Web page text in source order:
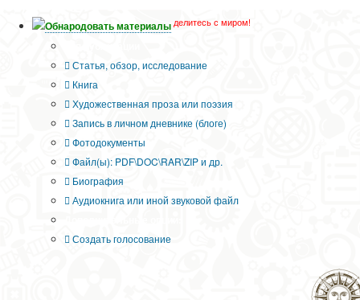
Обнародовать материалы делитесь с миром!
Статья, обзор, исследование
Книга
Художественная проза или поэзия
Запись в личном дневнике (блоге)
Фотодокументы
Файл(ы): PDF\DOC\RAR\ZIP и др.
Биография
Аудиокнига или иной звуковой файл
Создать голосование